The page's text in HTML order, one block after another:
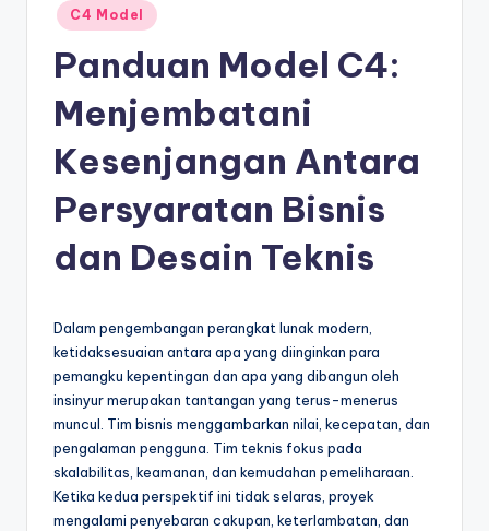
si
A
Posted
in
C4 Model
Panduan Model C4:
Menjembatani
Kesenjangan Antara
Persyaratan Bisnis
dan Desain Teknis
Dalam pengembangan perangkat lunak modern,
ketidaksesuaian antara apa yang diinginkan para
pemangku kepentingan dan apa yang dibangun oleh
insinyur merupakan tantangan yang terus-menerus
muncul. Tim bisnis menggambarkan nilai, kecepatan, dan
pengalaman pengguna. Tim teknis fokus pada
skalabilitas, keamanan, dan kemudahan pemeliharaan.
Ketika kedua perspektif ini tidak selaras, proyek
mengalami penyebaran cakupan, keterlambatan, dan